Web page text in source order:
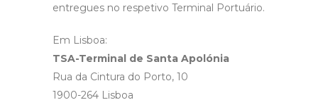
entregues no respetivo Terminal Portuário.
Em Lisboa:
TSA-Terminal de Santa Apolónia
Rua da Cintura do Porto, 10
1900-264 Lisboa